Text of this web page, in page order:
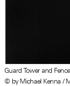
Guard Tower and
© by Michael Kenna /